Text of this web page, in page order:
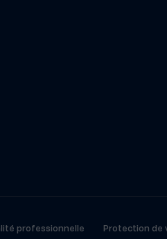
professionnelle Protection de